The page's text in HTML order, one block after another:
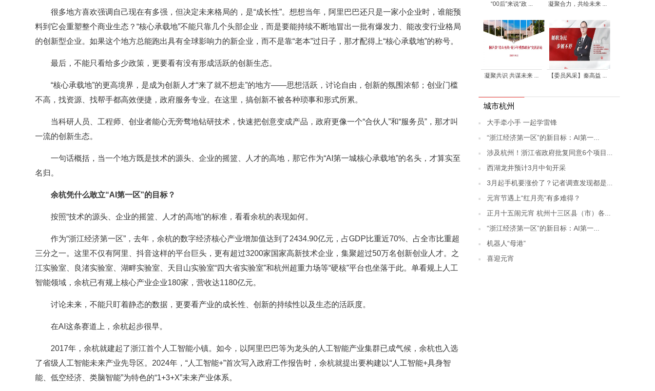
很多地方喜欢强调自己现在有多强，但决定未来格局的，是“成长性”。想想当年，阿里巴巴还只是一家小企业时，谁能预
料到它会重塑整个商业生态？“核心承载地”不能只靠几个头部企业，而是要能持续不断地冒出一批有爆发力、能改变行业格局
的创新型企业。如果这个地方总能跑出具有全球影响力的新企业，而不是靠“老本”过日子，那才配得上“核心承载地”的称号。
最后，不能只看给多少政策，更要看有没有形成活跃的创新生态。
“核心承载地”的更高境界，是成为创新人才“来了就不想走”的地方——思想活跃，讨论自由，创新的氛围浓郁；创业门槛
不高，找资源、找帮手都高效便捷，政府服务专业。在这里，搞创新不被各种琐事和形式所累。
当科研人员、工程师、创业者能心无旁骛地钻研技术，快速把创意变成产品，政府更像一个“合伙人”和“服务员”，那才叫
一流的创新生态。
一句话概括，当一个地方既是技术的源头、企业的摇篮、人才的高地，那它作为“AI第一城核心承载地”的名头，才算实至
名归。
余杭凭什么敢立“AI第一区”的目标？
按照“技术的源头、企业的摇篮、人才的高地”的标准，看看余杭的表现如何。
作为“浙江经济第一区”，去年，余杭的数字经济核心产业增加值达到了2434.90亿元，占GDP比重近70%、占全市比重超
三分之一。这里不仅有阿里、抖音这样的平台巨头，更有超过3200家国家高新技术企业，集聚超过50万名创新创业人才。之
江实验室、良渚实验室、湖畔实验室、天目山实验室“四大省实验室”和杭州超重力场等“硬核”平台也坐落于此。单看规上人工
智能领域，余杭已有规上核心产业企业180家，营收达1180亿元。
讨论未来，不能只盯着静态的数据，更要看产业的成长性、创新的持续性以及生态的活跃度。
在AI这条赛道上，余杭起步很早。
2017年，余杭就建起了浙江首个人工智能小镇。如今，以阿里巴巴等为龙头的人工智能产业集群已成气候，余杭也入选
了省级人工智能未来产业先导区。2024年，“人工智能+”首次写入政府工作报告时，余杭就提出要构建以“人工智能+具身智
能、低空经济、类脑智能”为特色的“1+3+X”未来产业体系。
“00后”来说“政 ... 凝聚合力，共绘未来 ...
凝聚共识 共谋未来 ... 【委员风采】秦高益 ...
城市杭州
大手牵小手 一起学雷锋
“浙江经济第一区”的新目标：AI第一...
涉及杭州！浙江省政府批复同意6个项目...
西湖龙井预计3月中旬开采
3月起手机要涨价了？记者调查发现都是...
元宵节遇上“红月亮”有多难得？
正月十五闹元宵 杭州十三区县（市）各...
“浙江经济第一区”的新目标：AI第一...
机器人“母港”
喜迎元宵